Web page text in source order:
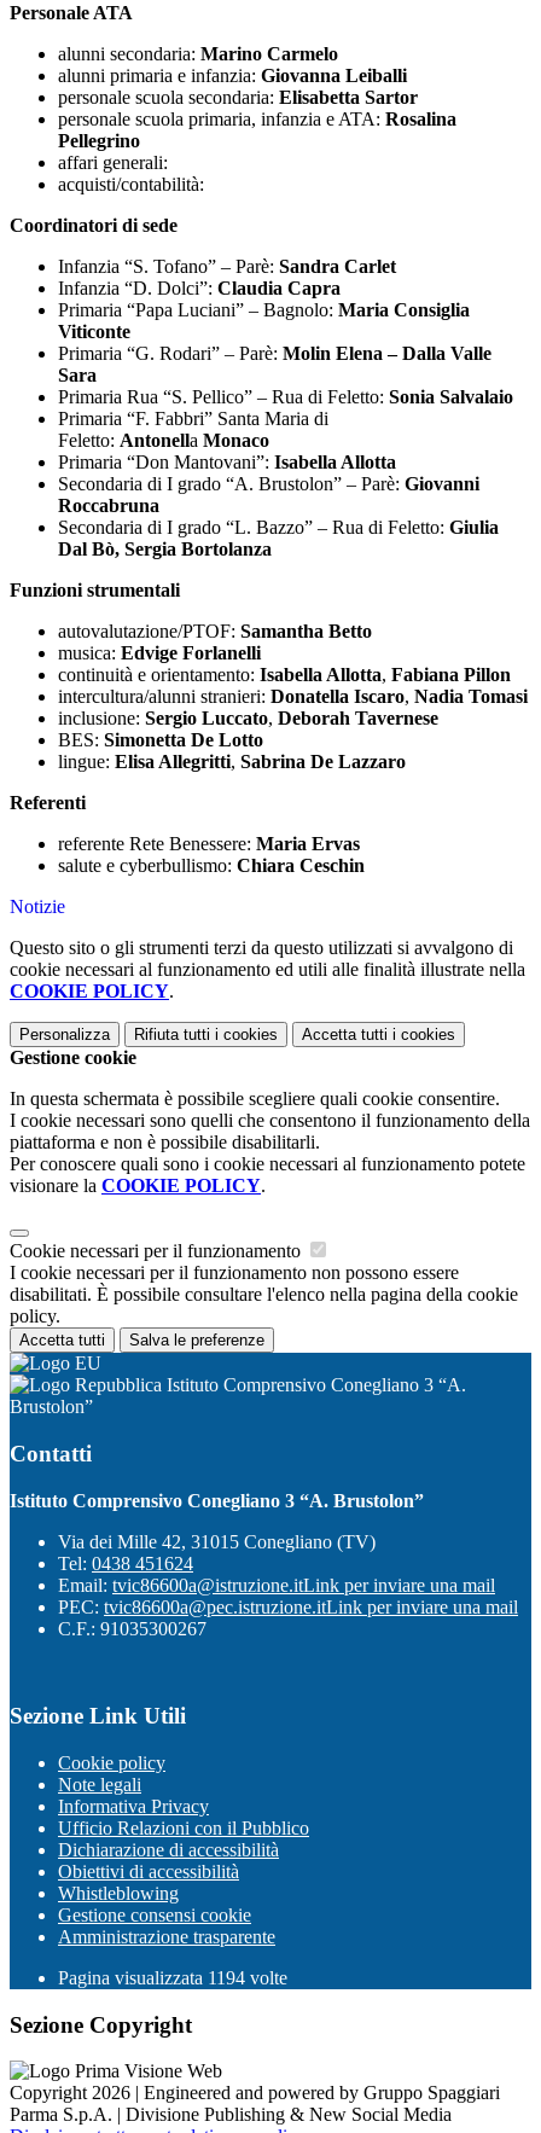
Personale ATA
alunni secondaria: Marino Carmelo
alunni primaria e infanzia: Giovanna Leiballi
personale scuola secondaria: Elisabetta Sartor
personale scuola primaria, infanzia e ATA: Rosalina
Pellegrino
affari generali:
acquisti/contabilità:
Coordinatori di sede
Infanzia “S. Tofano” – Parè: Sandra Carlet
Infanzia “D. Dolci”: Claudia Capra
Primaria “Papa Luciani” – Bagnolo: Maria Consiglia
Viticonte
Primaria “G. Rodari” – Parè: Molin Elena – Dalla Valle
Sara
Primaria Rua “S. Pellico” – Rua di Feletto: Sonia Salvalaio
Primaria “F. Fabbri” Santa Maria di
Feletto: Antonella Monaco
Primaria “Don Mantovani”: Isabella Allotta
Secondaria di I grado “A. Brustolon” – Parè: Giovanni
Roccabruna
Secondaria di I grado “L. Bazzo” – Rua di Feletto: Giulia
Dal Bò, Sergia Bortolanza
Funzioni strumentali
autovalutazione/PTOF: Samantha Betto
musica: Edvige Forlanelli
continuità e orientamento: Isabella Allotta, Fabiana Pillon
intercultura/alunni stranieri: Donatella Iscaro, Nadia Tomasi
inclusione: Sergio Luccato, Deborah Tavernese
BES: Simonetta De Lotto
lingue: Elisa Allegritti, Sabrina De Lazzaro
Referenti
referente Rete Benessere: Maria Ervas
salute e cyberbullismo: Chiara Ceschin
Notizie
Questo sito o gli strumenti terzi da questo utilizzati si avvalgono di
cookie necessari al funzionamento ed utili alle finalità illustrate nella
COOKIE POLICY.
Personalizza Rifiuta tutti i cookies Accetta tutti i cookies
Gestione cookie
In questa schermata è possibile scegliere quali cookie consentire.
I cookie necessari sono quelli che consentono il funzionamento della
piattaforma e non è possibile disabilitarli.
Per conoscere quali sono i cookie necessari al funzionamento potete
visionare la COOKIE POLICY.
Cookie necessari per il funzionamento
I cookie necessari per il funzionamento non possono essere
disabilitati. È possibile consultare l'elenco nella pagina della cookie
policy.
Accetta tutti Salva le preferenze
Istituto Comprensivo Conegliano 3 “A.
Brustolon”
Contatti
Istituto Comprensivo Conegliano 3 “A. Brustolon”
Via dei Mille 42, 31015 Conegliano (TV)
Tel: 0438 451624
Email: tvic86600a@istruzione.itLink per inviare una mail
PEC: tvic86600a@pec.istruzione.itLink per inviare una mail
C.F.: 91035300267
Sezione Link Utili
Cookie policy
Note legali
Informativa Privacy
Ufficio Relazioni con il Pubblico
Dichiarazione di accessibilità
Obiettivi di accessibilità
Whistleblowing
Gestione consensi cookie
Amministrazione trasparente
Pagina visualizzata 1194 volte
Sezione Copyright
Copyright 2026 | Engineered and powered by Gruppo Spaggiari
Parma S.p.A. | Divisione Publishing & New Social Media